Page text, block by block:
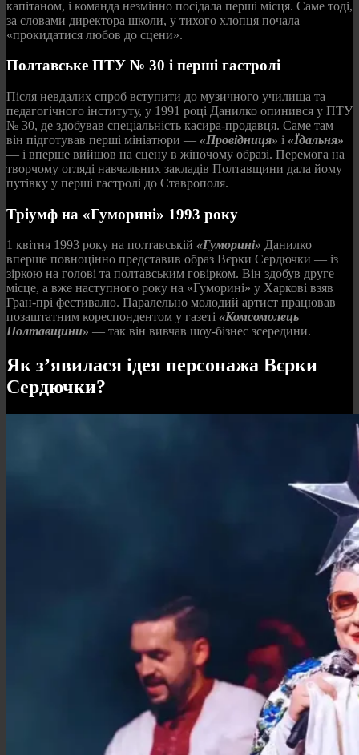
капітаном, і команда незмінно посідала перші місця. Саме тоді,
за словами директора школи, у тихого хлопця почала
«прокидатися любов до сцени».
Полтавське ПТУ № 30 і перші гастролі
Після невдалих спроб вступити до музичного училища та
педагогічного інституту, у 1991 році Данилко опинився у ПТУ
№ 30, де здобував спеціальність касира-продавця. Саме там
він підготував перші мініатюри — «Провідниця» і «Їдальня»
— і вперше вийшов на сцену в жіночому образі. Перемога на
творчому огляді навчальних закладів Полтавщини дала йому
путівку у перші гастролі до Ставрополя.
Тріумф на «Гуморині» 1993 року
1 квітня 1993 року на полтавській «Гуморині» Данилко
вперше повноцінно представив образ Вєрки Сердючки — із
зіркою на голові та полтавським говірком. Він здобув друге
місце, а вже наступного року на «Гуморині» у Харкові взяв
Гран-прі фестивалю. Паралельно молодий артист працював
позаштатним кореспондентом у газеті «Комсомолець
Полтавщини» — так він вивчав шоу-бізнес зсередини.
Як з’явилася ідея персонажа Вєрки
Сердючки?